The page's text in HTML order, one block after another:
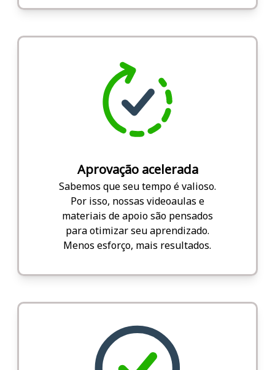
Aprovação acelerada
Sabemos que seu tempo é valioso.
Por isso, nossas videoaulas e
materiais de apoio são pensados
para otimizar seu aprendizado.
Menos esforço, mais resultados.